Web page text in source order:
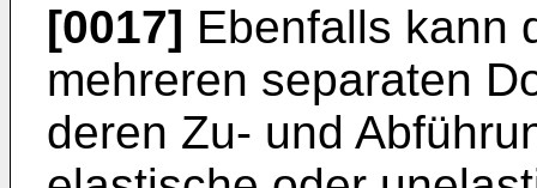
[0017] Ebenfalls kann
mehreren separaten
deren Zu- und